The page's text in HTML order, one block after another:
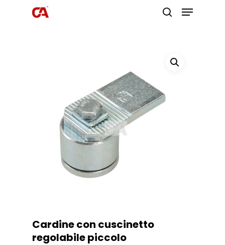
Cardine con cuscinetto
regolabile piccolo